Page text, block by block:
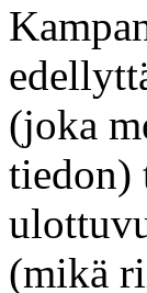
(joka
tiedon)
(mikä